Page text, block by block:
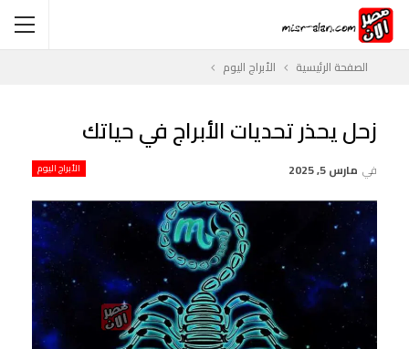
الصفحة الرئيسية الأبراج اليوم
زحل يحذر تحديات الأبراج في حياتك
الأبراج اليوم في مارس 5, 2025